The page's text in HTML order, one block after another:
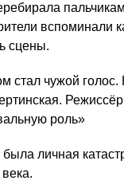
вспоминали
сцены.
стал чужой голос.
роль»
личная